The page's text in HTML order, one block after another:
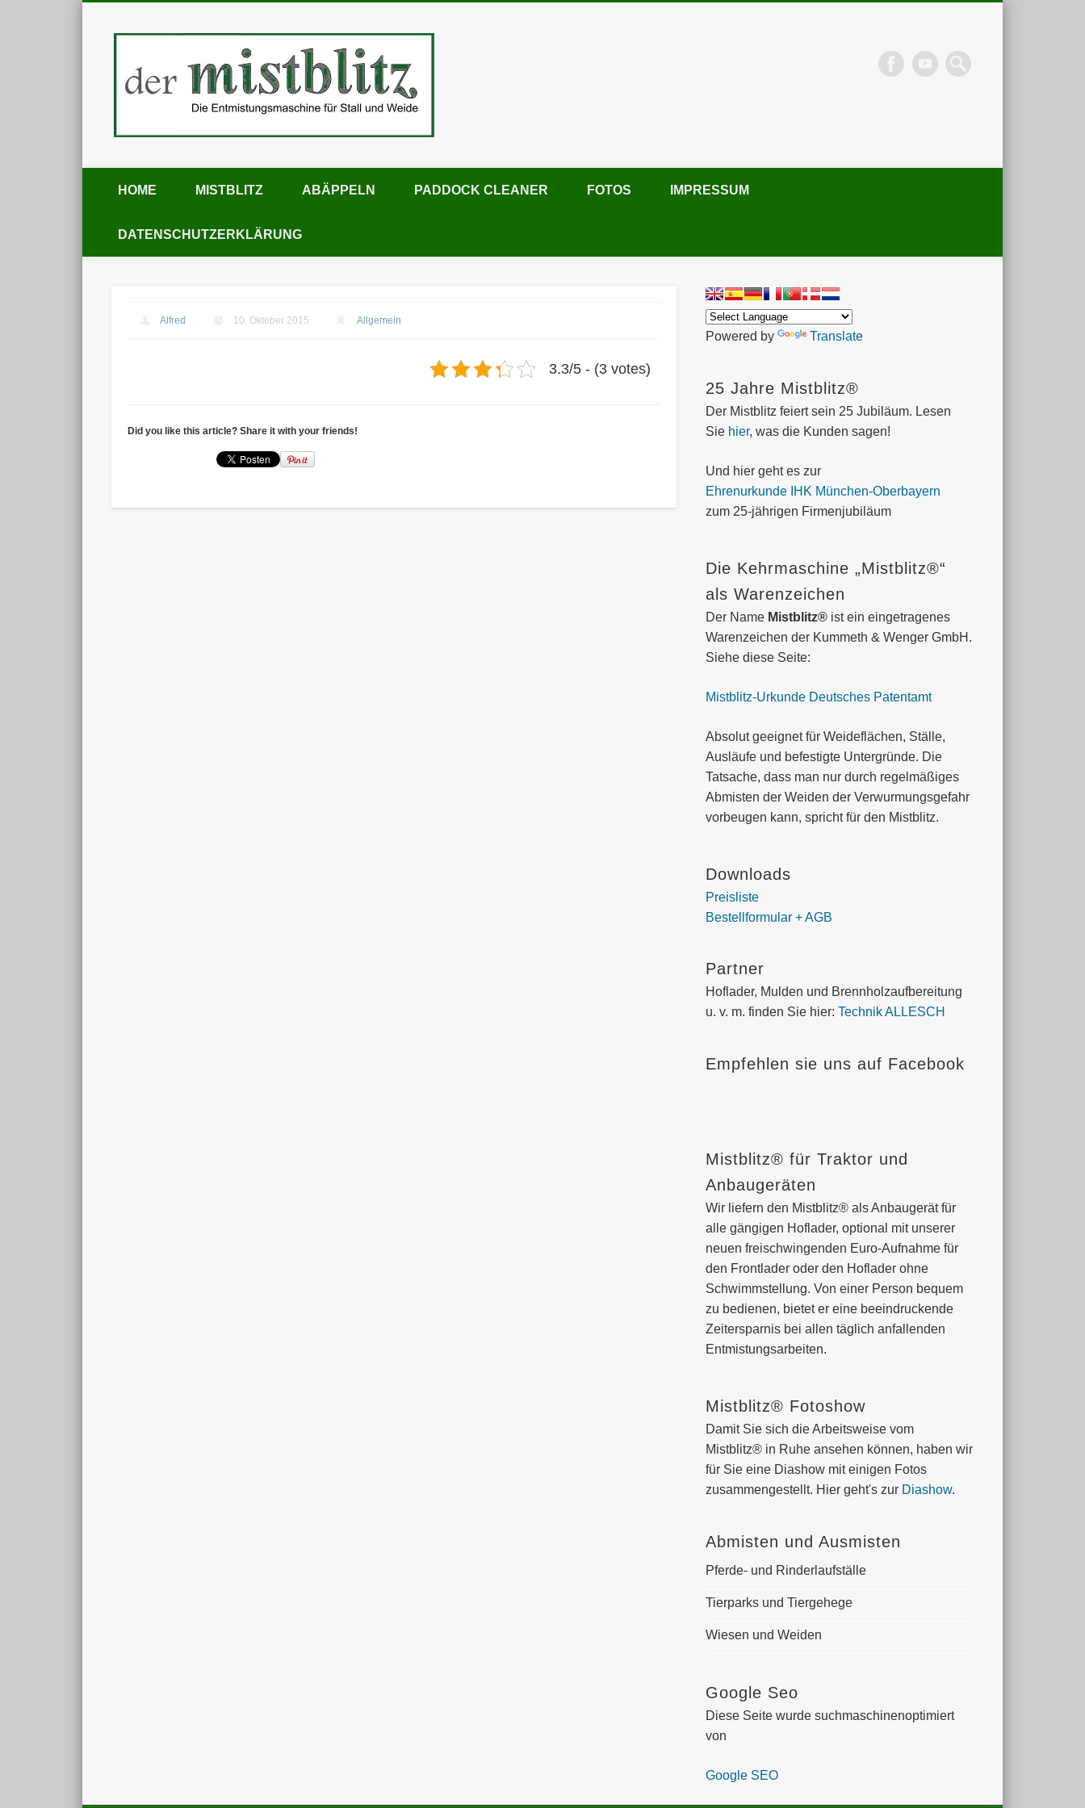
Stall bzw. Pferdestall ausmisten
HOME MISTBLITZ ABÄPPELN PADDOCK CLEANER FOTOS IMPRESSUM
DATENSCHUTZERKLÄRUNG
Alfred 10. Oktober 2015 Allgemein
3.3/5 - (3 votes)
Did you like this article? Share it with your friends!
Powered by Translate
25 Jahre Mistblitz®
Der Mistblitz feiert sein 25 Jubiläum. Lesen
Sie hier, was die Kunden sagen!
Und hier geht es zur
Ehrenurkunde IHK München-Oberbayern
zum 25-jährigen Firmenjubiläum
Die Kehrmaschine „Mistblitz®“
als Warenzeichen
Der Name Mistblitz® ist ein eingetragenes
Warenzeichen der Kummeth & Wenger GmbH.
Siehe diese Seite:
Mistblitz-Urkunde Deutsches Patentamt
Absolut geeignet für Weideflächen, Ställe,
Ausläufe und befestigte Untergründe. Die
Tatsache, dass man nur durch regelmäßiges
Abmisten der Weiden der Verwurmungs­gefahr
vorbeugen kann, spricht für den Mistblitz.
Downloads
Preisliste
Bestellformular + AGB
Partner
Hoflader, Mulden und Brennholzaufbereitung
u. v. m. finden Sie hier:Technik ALLESCH
Empfehlen sie uns auf Facebook
Mistblitz® für Traktor und
Anbaugeräten
Wir liefern den Mistblitz® als Anbaugerät für
alle gängigen Hoflader, optional mit unserer
neuen freischwingenden Euro-Aufnahme für
den Frontlader oder den Hoflader ohne
Schwimmstellung. Von einer Person bequem
zu bedienen, bietet er eine beeindruckende
Zeitersparnis bei allen täglich anfallenden
Entmistungsarbeiten.
Mistblitz® Fotoshow
Damit Sie sich die Arbeitsweise vom
Mistblitz® in Ruhe ansehen können, haben wir
für Sie eine Diashow mit einigen Fotos
zusammengestellt. Hier geht's zur Diashow.
Abmisten und Ausmisten
Pferde- und Rinderlaufställe
Tierparks und Tiergehege
Wiesen und Weiden
Google Seo
Diese Seite wurde suchmaschinenoptimiert
von
Google SEO